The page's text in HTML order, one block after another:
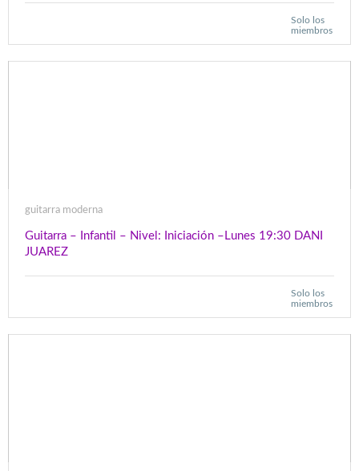
Solo los
miembros
guitarra moderna
Guitarra – Infantil – Nivel: Iniciación –Lunes 19:30 DANI
JUAREZ
Solo los
miembros